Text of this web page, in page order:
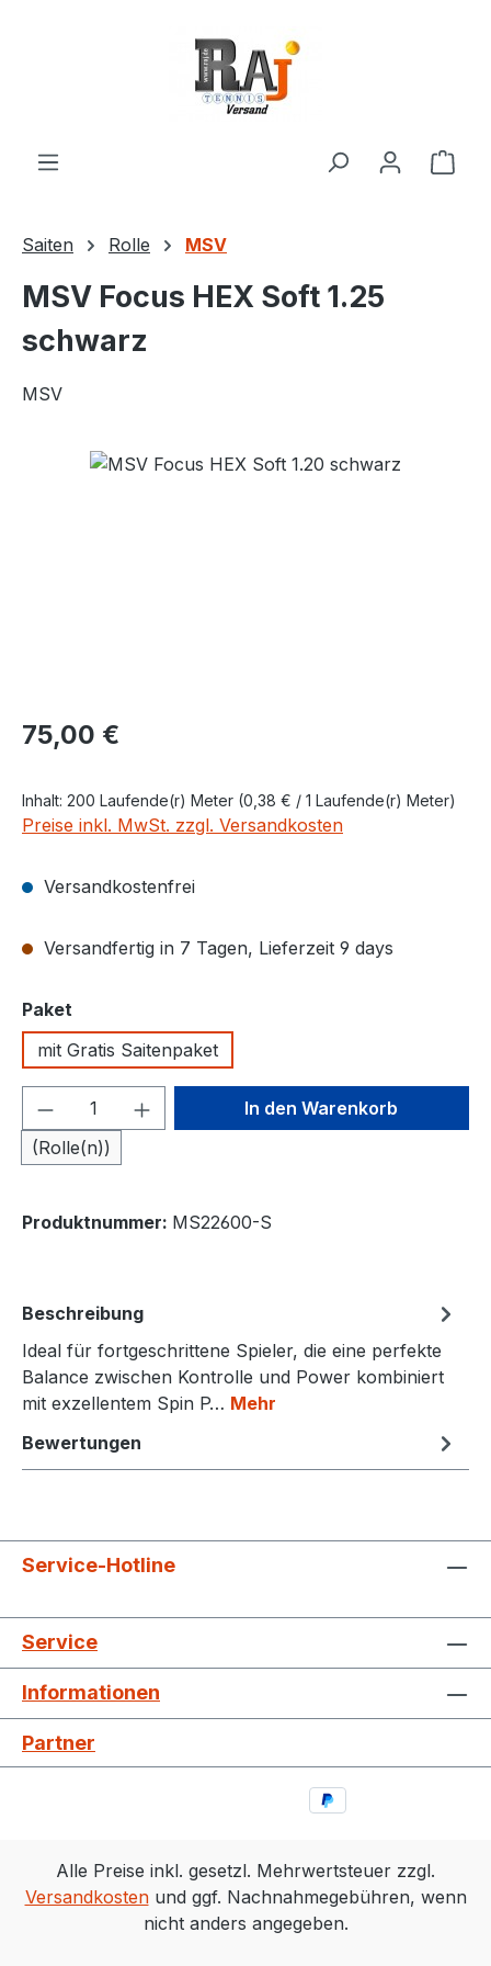
Saiten Rolle MSV
MSV Focus HEX Soft 1.25
schwarz
MSV
Bildergalerie überspringen
Regulärer Preis:
75,00 €
Inhalt: 200 Laufende(r) Meter (0,38 € / 1 Laufende(r) Meter)
Preise inkl. MwSt. zzgl. Versandkosten
Versandkostenfrei
Versandfertig in 7 Tagen, Lieferzeit 9 days
Paket
mit Gratis Saitenpaket
Produkt Anzahl: Gib den
(Rolle(n))
In den Warenkorb
Produktnummer: MS22600-S
Beschreibung
Ideal für fortgeschrittene Spieler, die eine perfekte
Balance zwischen Kontrolle und Power kombiniert
mit exzellentem Spin P… Mehr
Bewertungen
Service-Hotline
Service
Informationen
Partner
Alle Preise inkl. gesetzl. Mehrwertsteuer zzgl.
Versandkostenund ggf. Nachnahmegebühren, wenn
nicht anders angegeben.